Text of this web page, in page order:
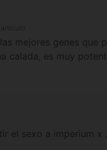
mejores genes que
calada, es muy
el sexo a imperium